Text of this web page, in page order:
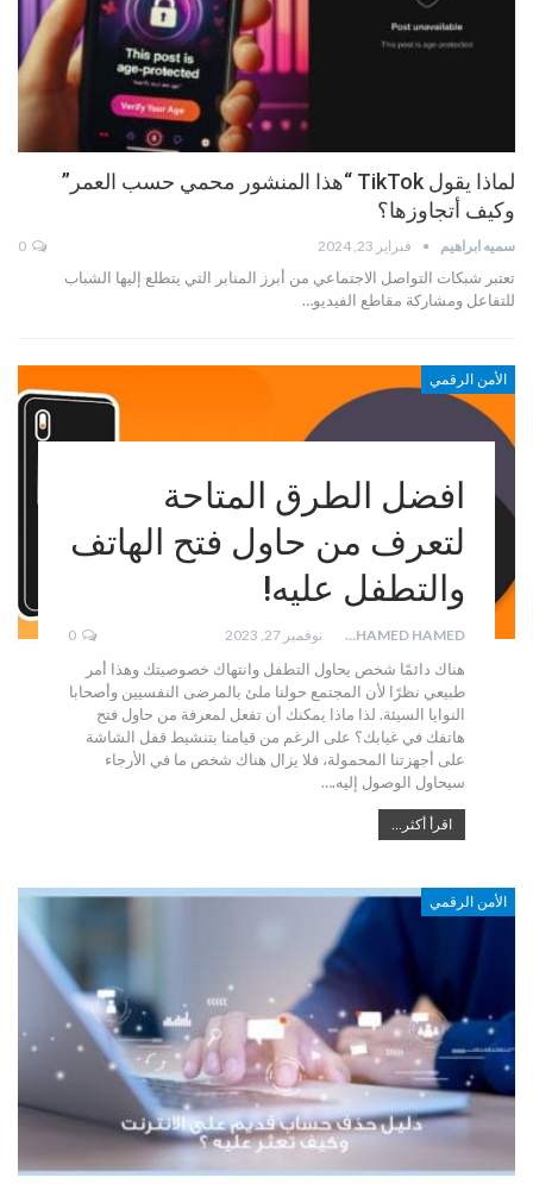
لماذا يقول TikTok “هذا المنشور محمي حسب العمر”
وكيف أتجاوزها؟
سميه ابراهيم فبراير 23, 2024
تعتبر شبكات التواصل الاجتماعي من أبرز المنابر التي يتطلع إليها الشباب
للتفاعل ومشاركة مقاطع الفيديو…
الأمن الرقمي
افضل الطرق المتاحة
لتعرف من حاول فتح الهاتف
والتطفل عليه!
MOHAMED HAMED نوفمبر 27, 2023 0
هناك دائمًا شخص يحاول التطفل وانتهاك خصوصيتك وهذا أمر
طبيعي نظرًا لأن المجتمع حولنا ملئ بالمرضى النفسيين وأصحابا
النوايا السيئة. لذا ماذا يمكنك أن تفعل لمعرفة من حاول فتح
هاتفك في غيابك؟ على الرغم من قيامنا بتنشيط قفل الشاشة
على أجهزتنا المحمولة، فلا يزال هناك شخص ما في الأرجاء
سيحاول الوصول إليه.…
اقرأ أكثر...
الأمن الرقمي